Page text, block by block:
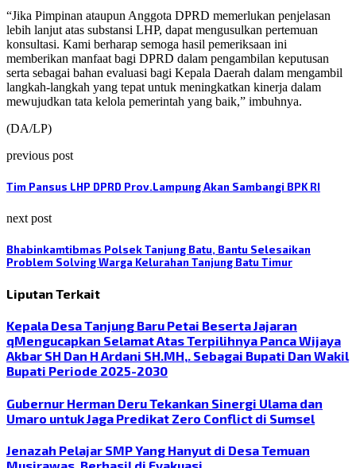
“Jika Pimpinan ataupun Anggota DPRD memerlukan penjelasan
lebih lanjut atas substansi LHP, dapat mengusulkan pertemuan
konsultasi. Kami berharap semoga hasil pemeriksaan ini
memberikan manfaat bagi DPRD dalam pengambilan keputusan
serta sebagai bahan evaluasi bagi Kepala Daerah dalam mengambil
langkah-langkah yang tepat untuk meningkatkan kinerja dalam
mewujudkan tata kelola pemerintah yang baik,” imbuhnya.
(DA/LP)
previous post
Tim Pansus LHP DPRD Prov.Lampung Akan Sambangi BPK RI
next post
Bhabinkamtibmas Polsek Tanjung Batu, Bantu Selesaikan
Problem Solving Warga Kelurahan Tanjung Batu Timur
Liputan Terkait
Kepala Desa Tanjung Baru Petai Beserta Jajaran
qMengucapkan Selamat Atas Terpilihnya Panca Wijaya
Akbar SH Dan H Ardani SH.MH,. Sebagai Bupati Dan Wakil
Bupati Periode 2025-2030
Gubernur Herman Deru Tekankan Sinergi Ulama dan
Umaro untuk Jaga Predikat Zero Conflict di Sumsel
Jenazah Pelajar SMP Yang Hanyut di Desa Temuan